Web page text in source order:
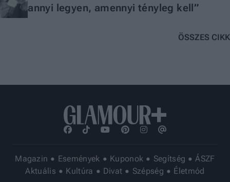
annyi legyen, amennyi tényleg kell”
ÖSSZES CIKK
Magazin Események Kuponok Segítség
ÁSZF
Aktuális
Kultúra Divat Szépség Életmód